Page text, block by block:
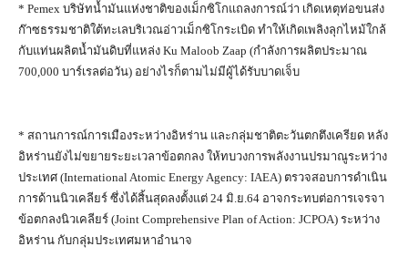
* Pemex บริษัทน้ำมันแห่งชาติของเม็กซิโกแถลงการณ์ว่า เกิดเหตุท่อขนส่ง
ก๊าซธรรมชาติใต้ทะเลบริเวณอ่าวเม็กซิโกระเบิด ทำให้เกิดเพลิงลุกไหม้ใกล้
กับแท่นผลิตน้ำมันดิบที่แหล่ง Ku Maloob Zaap (กำลังการผลิตประมาณ
700,000 บาร์เรลต่อวัน) อย่างไรก็ตามไม่มีผู้ได้รับบาดเจ็บ
* สถานการณ์การเมืองระหว่างอิหร่าน และกลุ่มชาติตะวันตกตึงเครียด หลัง
อิหร่านยังไม่ขยายระยะเวลาข้อตกลง ให้ทบวงการพลังงานปรมาณูระหว่าง
ประเทศ (International Atomic Energy Agency: IAEA) ตรวจสอบการดำเนิน
การด้านนิวเคลียร์ ซึ่งได้สิ้นสุดลงตั้งแต่ 24 มิ.ย.64 อาจกระทบต่อการเจรจา
ข้อตกลงนิวเคลียร์ (Joint Comprehensive Plan of Action: JCPOA) ระหว่าง
อิหร่าน กับกลุ่มประเทศมหาอำนาจ